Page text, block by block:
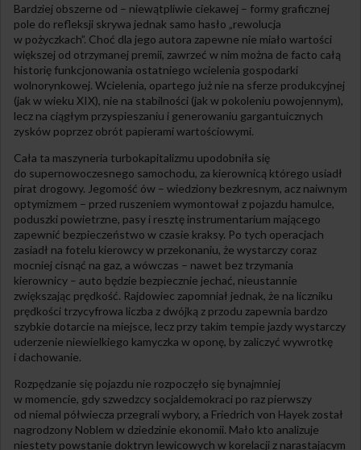
Bardziej obszerne od – niewątpliwie ciekawej – formy graficznej
pole do refleksji skrywa jednak samo hasło „rewolucja
w pożyczkach”. Choć dla jego autora zapewne nie miało wartości
większej od otrzymanej premii, zawrzeć w nim można de facto całą
historię funkcjonowania ostatniego wcielenia gospodarki
wolnorynkowej. Wcielenia, opartego już nie na sferze produkcyjnej
(jak w wieku XIX), nie na stabilności (jak w pokoleniu powojennym),
lecz na ciągłym przyspieszaniu i generowaniu gargantuicznych
zysków poprzez obrót papierami wartościowymi.
Cała ta maszyneria turbokapitalizmu upodobniła się
do supernowoczesnego samochodu, za kierownicą którego usiadł
pirat drogowy. Jegomość ów – wiedziony bezkresnym, acz naiwnym
optymizmem – przed ruszeniem wymontował z pojazdu hamulce,
poduszki powietrzne, pasy i resztę instrumentarium mającego
zapewnić bezpieczeństwo w czasie kraksy. Po tych operacjach
zasiadł na fotelu kierowcy w przekonaniu, że wystarczy coraz
mocniej cisnąć na gaz, a wówczas – nawet bez trzymania
kierownicy – auto będzie bezpiecznie jechać, nieustannie
zwiększając prędkość. Rajdowiec zapomniał jednak, że na liczniku
prędkości trzycyfrowa liczba z dwójką z przodu zapewnia bardzo
szybkie dotarcie na miejsce, lecz przy takim tempie jazdy wystarczy
uderzenie niewielkiego kamyczka w oponę, by zaliczyć wywrotkę
i dachowanie.
Rozpędzanie się pojazdu nie rozpoczęło się bynajmniej
w momencie, gdy szwedzcy socjaldemokraci po raz pierwszy
od niemal półwiecza przegrali wybory, a Friedrich von Hayek został
nagrodzony Noblem w dziedzinie ekonomii. Mało kto analizuje
niestety powstanie doktryn lewicowych w korelacji z narastającym